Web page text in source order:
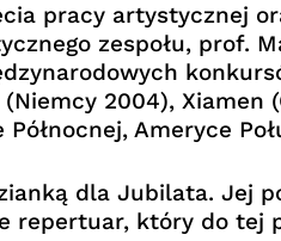
pracy artystycznej
zespołu, prof.
2004),
Ameryce
dla Jubilata. Jej
repertuar, który do tej